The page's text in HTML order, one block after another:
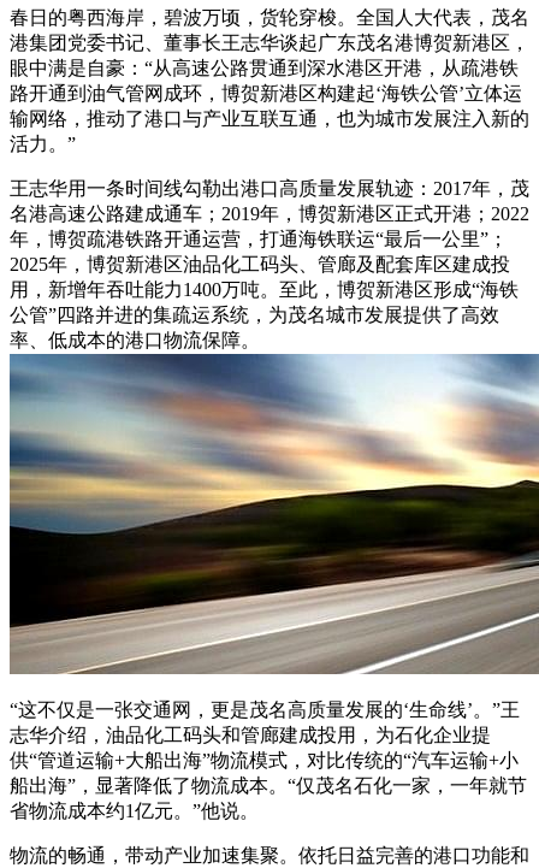
春日的粤西海岸，碧波万顷，货轮穿梭。全国人大代表，茂名
港集团党委书记、董事长王志华谈起广东茂名港博贺新港区，
眼中满是自豪：“从高速公路贯通到深水港区开港，从疏港铁
路开通到油气管网成环，博贺新港区构建起‘海铁公管’立体运
输网络，推动了港口与产业互联互通，也为城市发展注入新的
活力。”
王志华用一条时间线勾勒出港口高质量发展轨迹：2017年，茂
名港高速公路建成通车；2019年，博贺新港区正式开港；2022
年，博贺疏港铁路开通运营，打通海铁联运“最后一公里”；
2025年，博贺新港区油品化工码头、管廊及配套库区建成投
用，新增年吞吐能力1400万吨。至此，博贺新港区形成“海铁
公管”四路并进的集疏运系统，为茂名城市发展提供了高效
率、低成本的港口物流保障。
“这不仅是一张交通网，更是茂名高质量发展的‘生命线’。”王
志华介绍，油品化工码头和管廊建成投用，为石化企业提
供“管道运输+大船出海”物流模式，对比传统的“汽车运输+小
船出海”，显著降低了物流成本。“仅茂名石化一家，一年就节
省物流成本约1亿元。”他说。
物流的畅通，带动产业加速集聚。依托日益完善的港口功能和